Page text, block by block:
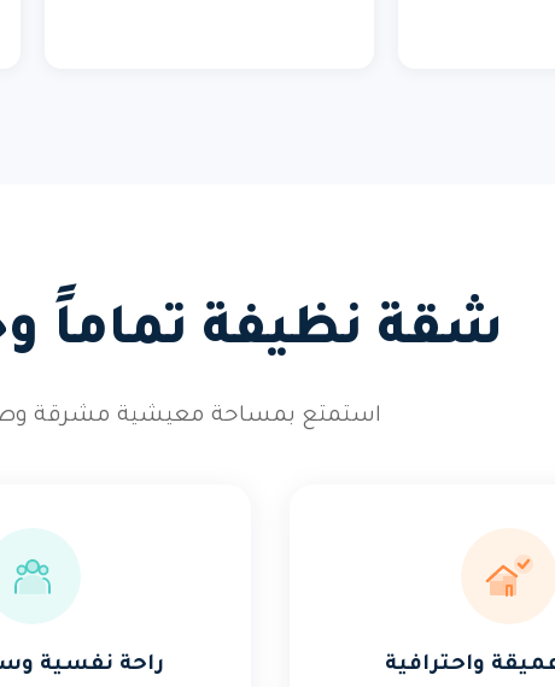
شقة نظيفة تماماً
استمتع بمساحة معيشية مشرقة
واحترافية راحة نفسية